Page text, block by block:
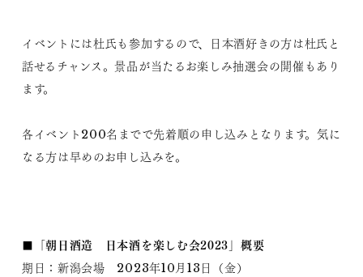
イベントには杜氏も参加するので、日本酒好きの方は杜氏と
話せるチャンス。景品が当たるお楽しみ抽選会の開催もあり
ます。
各イベント200名までで先着順の申し込みとなります。気に
なる方は早めのお申し込みを。
■「朝日酒造 日本酒を楽しむ会2023」概要
期日：新潟会場 2023年10月13日（金）